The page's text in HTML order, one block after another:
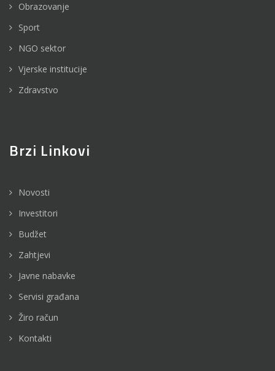
Obrazovanje
Sport
NGO sektor
Vjerske institucije
Zdravstvo
Brzi Linkovi
Novosti
Investitori
Budžet
Zahtjevi
Javne nabavke
Servisi građana
Žiro račun
Kontakti